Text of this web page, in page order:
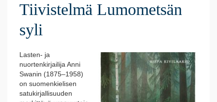
Tiivistelmä Lumometsän
syli
Lasten- ja
nuortenkirjailija Anni
Swanin (1875–1958)
on suomenkielisen
satukirjallisuuden